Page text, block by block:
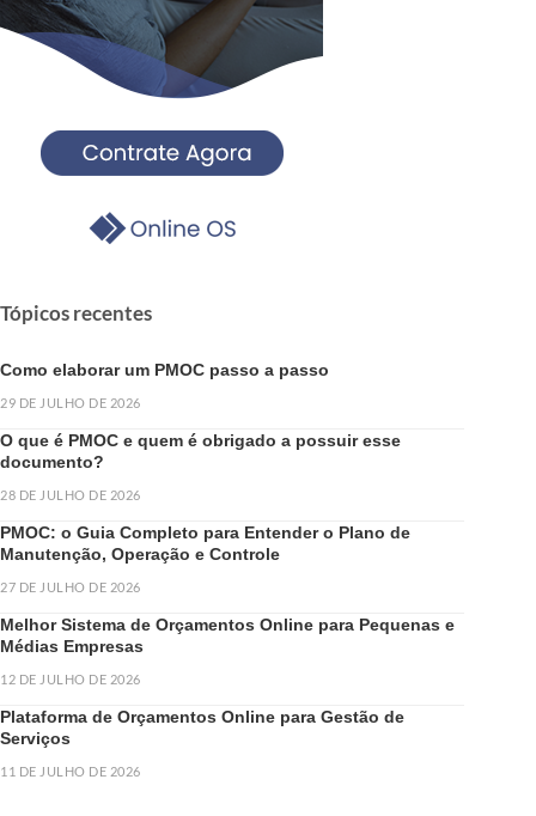
Tópicos recentes
Como elaborar um PMOC passo a passo
29 DE JULHO DE 2026
O que é PMOC e quem é obrigado a possuir esse
documento?
28 DE JULHO DE 2026
PMOC: o Guia Completo para Entender o Plano de
Manutenção, Operação e Controle
27 DE JULHO DE 2026
Melhor Sistema de Orçamentos Online para Pequenas e
Médias Empresas
12 DE JULHO DE 2026
Plataforma de Orçamentos Online para Gestão de
Serviços
11 DE JULHO DE 2026